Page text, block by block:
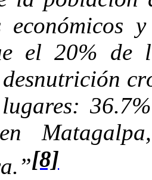
económicos
el 20% de
[8]